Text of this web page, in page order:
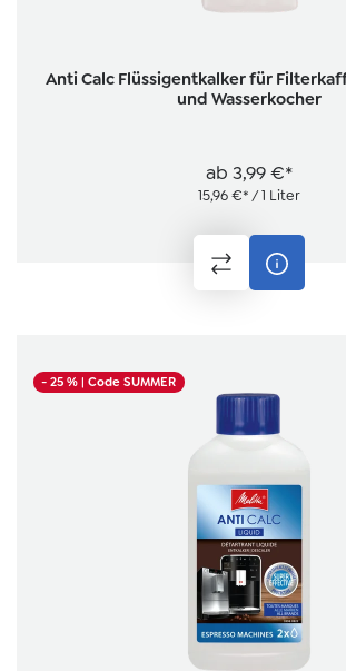
Anti Calc Flüssigentkalker für
und Wasserkocher
ab 3,99 €*
15,96 €* / 1 Liter
- 25 %| Code SUMMER